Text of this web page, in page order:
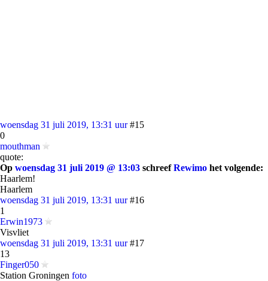
woensdag 31 juli 2019, 13:31 uur #15
0
mouthman
quote:
Op woensdag 31 juli 2019 @ 13:03 schreefRewimo het volgende:
Haarlem!
Haarlem
woensdag 31 juli 2019, 13:31 uur #16
1
Erwin1973
Visvliet
woensdag 31 juli 2019, 13:31 uur #17
13
Finger050
Station Groningen foto